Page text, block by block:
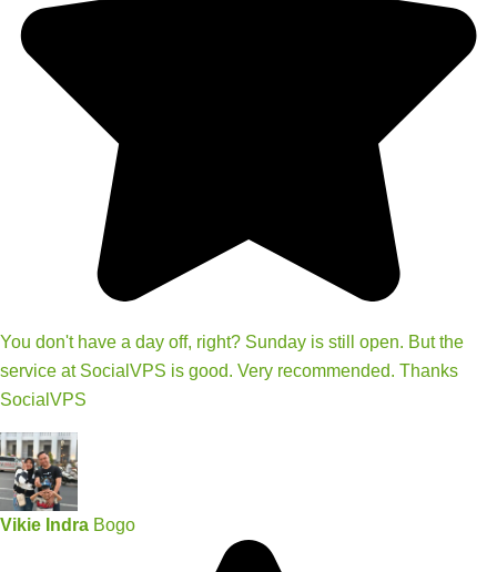
You don't have a day off, right? Sunday is still open. But the
service at SocialVPS is good. Very recommended. Thanks
SocialVPS
Vikie Indra Bogo